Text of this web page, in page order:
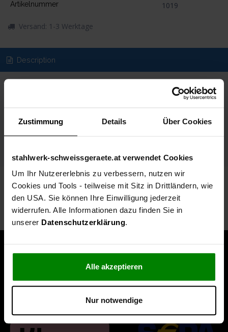
Zustimmung Details Über Cookies
stahlwerk-schweissgeraete.at verwendet Cookies
Um Ihr Nutzererlebnis zu verbessern, nutzen wir
Cookies und Tools - teilweise mit Sitz in Drittländern, wie
den USA. Sie können Ihre Einwilligung jederzeit
widerrufen. Alle Informationen dazu finden Sie in
unserer Datenschutzerklärung.
Alle akzeptieren
Nur notwendige
Artikelnummer
1019
Versand: 1-3 Werktage
Description
Technische Daten
Produkt Video
Zubehörprodukte